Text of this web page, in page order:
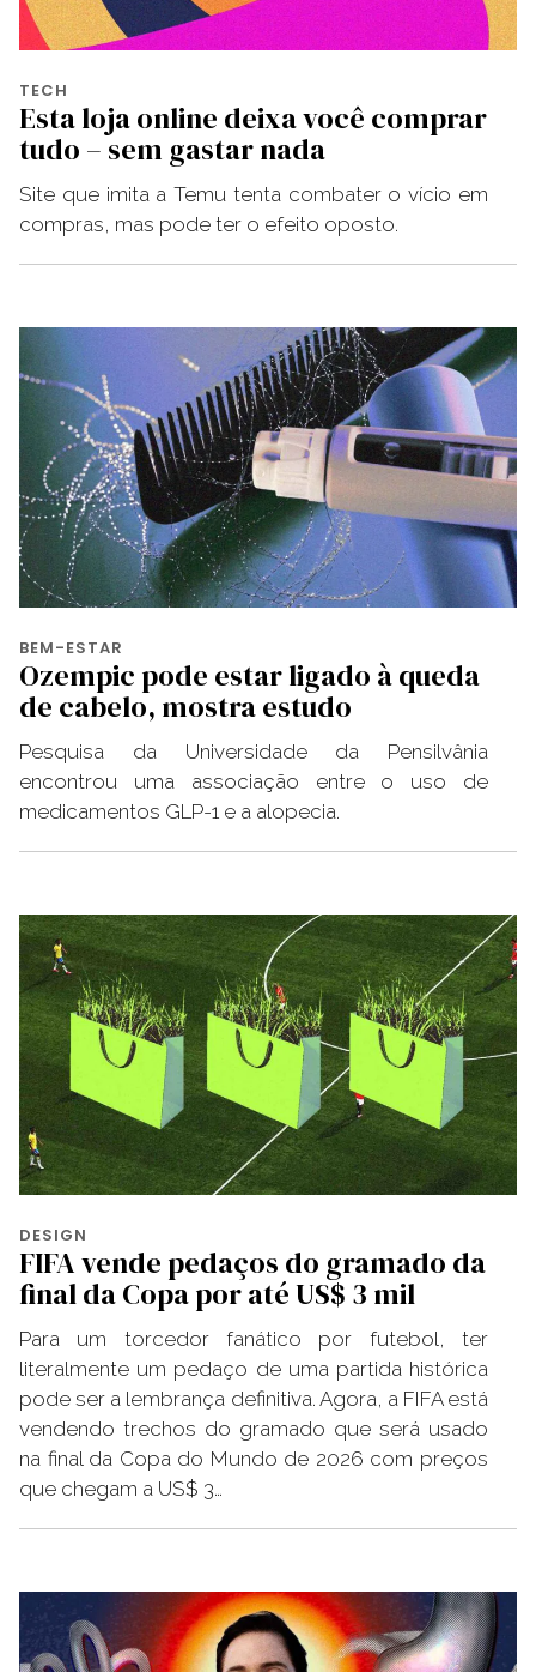
TECH
Esta loja online deixa você comprar
tudo – sem gastar nada
Site que imita a Temu tenta combater o vício em
compras, mas pode ter o efeito oposto.
BEM-ESTAR
Ozempic pode estar ligado à queda
de cabelo, mostra estudo
Pesquisa da Universidade da Pensilvânia
encontrou uma associação entre o uso de
medicamentos GLP-1 e a alopecia.
DESIGN
FIFA vende pedaços do gramado da
final da Copa por até US$ 3 mil
Para um torcedor fanático por futebol, ter
literalmente um pedaço de uma partida histórica
pode ser a lembrança definitiva. Agora, a FIFA está
vendendo trechos do gramado que será usado
na final da Copa do Mundo de 2026 com preços
que chegam a US$ 3…